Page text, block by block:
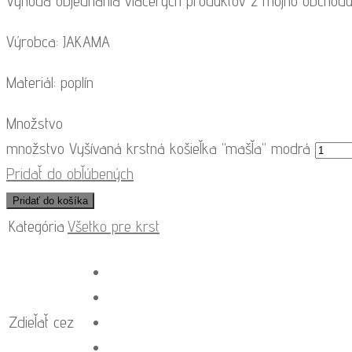
Výrobca: JAKAMA
Materiál: poplín
Množstvo
množstvo Vyšívaná krstná košieľka "mašľa" modrá
Pridať do obľúbených
Pridať do košíka
Kategória Všetko pre krst
Zdieľať cez